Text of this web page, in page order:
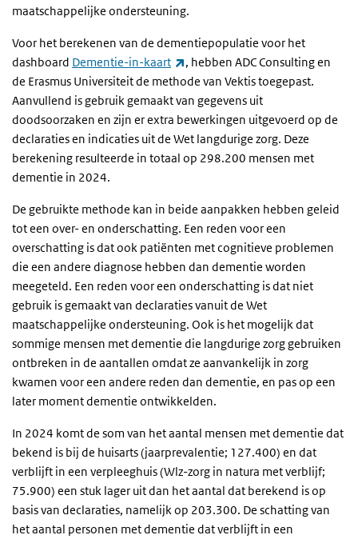
maatschappelijke ondersteuning.
Voor het berekenen van de dementiepopulatie voor het
dashboard Dementie-in-kaart (externe link)
, hebben ADC Consulting en
de Erasmus Universiteit de methode van Vektis toegepast.
Aanvullend is gebruik gemaakt van gegevens uit
doodsoorzaken en zijn er extra bewerkingen uitgevoerd op de
declaraties en indicaties uit de Wet langdurige zorg. Deze
berekening resulteerde in totaal op 298.200 mensen met
dementie in 2024.
De gebruikte methode kan in beide aanpakken hebben geleid
tot een over- en onderschatting. Een reden voor een
overschatting is dat ook patiënten met cognitieve problemen
die een andere diagnose hebben dan dementie worden
meegeteld. Een reden voor een onderschatting is dat niet
gebruik is gemaakt van declaraties vanuit de Wet
maatschappelijke ondersteuning. Ook is het mogelijk dat
sommige mensen met dementie die langdurige zorg gebruiken
ontbreken in de aantallen omdat ze aanvankelijk in zorg
kwamen voor een andere reden dan dementie, en pas op een
later moment dementie ontwikkelden.
In 2024 komt de som van het aantal mensen met dementie dat
bekend is bij de huisarts (jaarprevalentie; 127.400) en dat
verblijft in een verpleeghuis (Wlz-zorg in natura met verblijf;
75.900) een stuk lager uit dan het aantal dat berekend is op
basis van declaraties, namelijk op 203.300. De schatting van
het aantal personen met dementie dat verblijft in een